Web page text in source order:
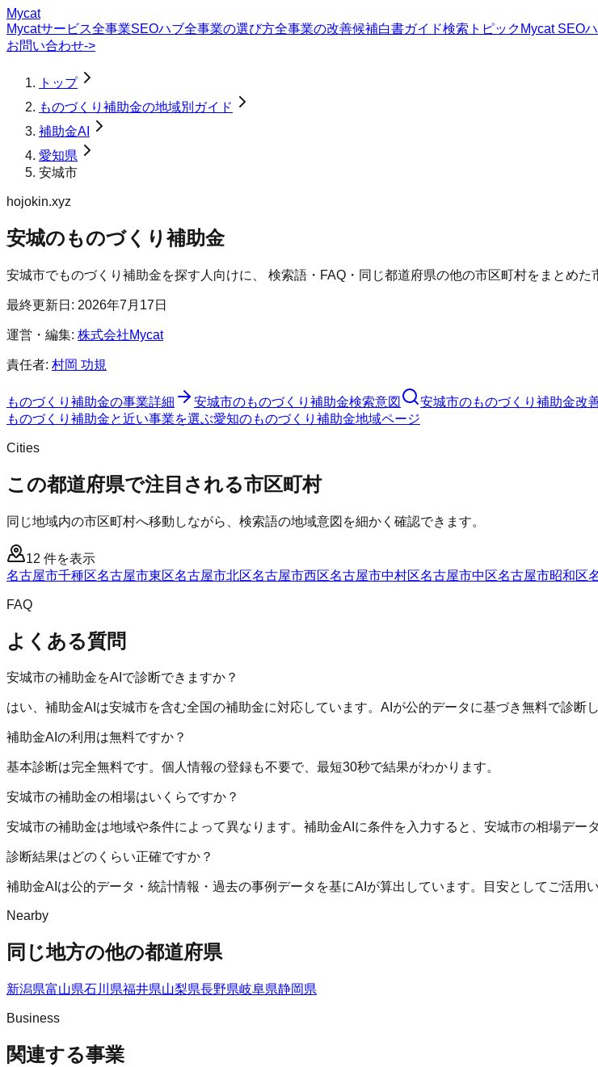
Mycat
Mycatサービス全事業SEOハブ全事業の選び方全事業の改善候補白書ガイド検索トピック Mycat SEO
お問い合わせ->
トップ
ものづくり補助金の地域別ガイド
補助金AI
愛知県
安城市
hojokin.xyz
安城のものづくり補助金
安城市でものづくり補助金を探す人向けに、 検索語・FAQ・同じ都道府県の他の市区町村をまとめた
最終更新日: 2026年7月17日
運営・編集: 株式会社Mycat
責任者: 村岡 功規
ものづくり補助金の事業詳細 安城市のものづくり補助金検索意図 安城市のものづくり補助金改
ものづくり補助金と近い事業を選ぶ愛知のものづくり補助金地域ページ
Cities
この都道府県で注目される市区町村
同じ地域内の市区町村へ移動しながら、検索語の地域意図を細かく確認できます。
12 件を表示
名古屋市千種区名古屋市東区名古屋市北区名古屋市西区名古屋市中村区名古屋市中区名古屋市昭和区
FAQ
よくある質問
安城市の補助金をAIで診断できますか？
はい、補助金AIは安城市を含む全国の補助金に対応しています。AIが公的データに基づき無料で診断し
補助金AIの利用は無料ですか？
基本診断は完全無料です。個人情報の登録も不要で、最短30秒で結果がわかります。
安城市の補助金の相場はいくらですか？
安城市の補助金は地域や条件によって異なります。補助金AIに条件を入力すると、安城市の相場デー
診断結果はどのくらい正確ですか？
補助金AIは公的データ・統計情報・過去の事例データを基にAIが算出しています。目安としてご活用
Nearby
同じ地方の他の都道府県
新潟県富山県石川県福井県山梨県長野県岐阜県静岡県
Business
関連する事業